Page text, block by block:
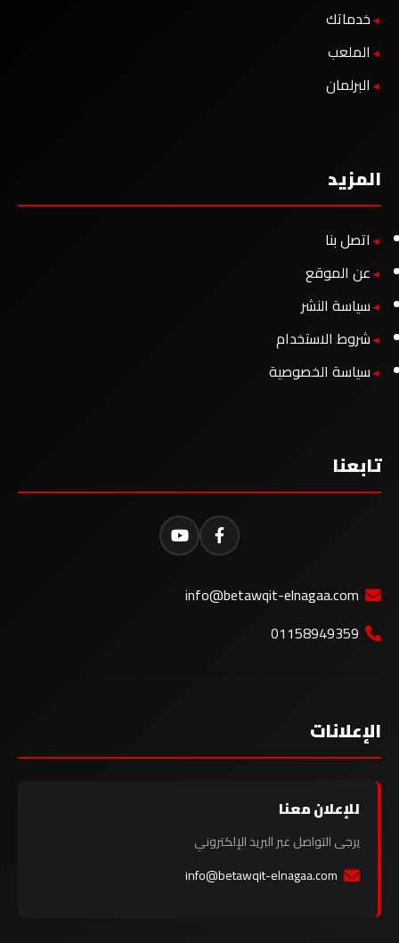
خدماتك
الملعب
البرلمان
المزيد
اتصل بنا
عن الموقع
سياسة النشر
شروط الاستخدام
سياسة الخصوصية
تابعنا
info@betawqit-elnagaa.com
01158949359
الإعلانات
للإعلان معنا
يرجى التواصل عبر البريد الإلكتروني
info@betawqit-elnagaa.com